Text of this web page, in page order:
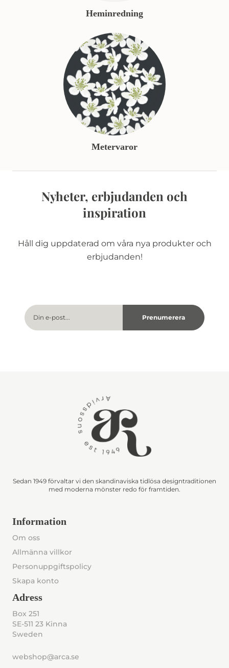
Heminredning
Metervaror
Nyheter, erbjudanden och
inspiration
Håll dig uppdaterad om våra nya produkter och
erbjudanden!
Sedan 1949 förvaltar vi den skandinaviska tidlösa designtraditionen
med moderna mönster redo för framtiden.
Information
Om oss
Allmänna villkor
Personuppgiftspolicy
Skapa konto
Adress
Box 251
SE-511 23 Kinna
Sweden
webshop@arca.se